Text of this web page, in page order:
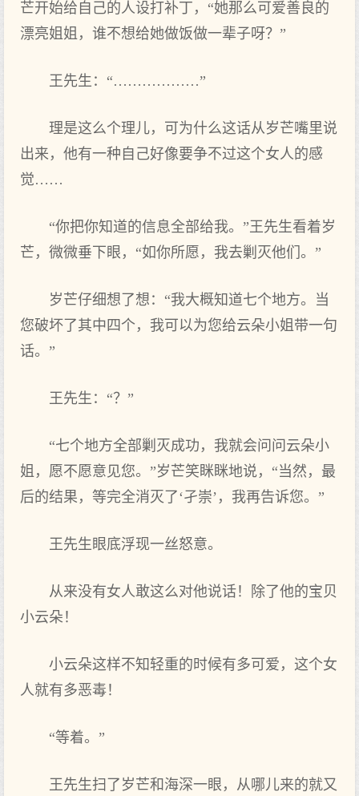
芒开始给自己的人设打补丁，“她那么可爱善良的
漂亮姐姐，谁不想给她做饭做一辈子呀？”
王先生：“………………”
理是这么个理儿，可为什么这话从岁芒嘴里说
出来，他有一种自己好像要争不过这个女人的感
觉……
“你把你知道的信息全部给我。”王先生看着岁
芒，微微垂下眼，“如你所愿，我去剿灭他们。”
岁芒仔细想了想：“我大概知道七个地方。当
您破坏了其中四个，我可以为您给云朵小姐带一句
话。”
王先生：“？”
“七个地方全部剿灭成功，我就会问问云朵小
姐，愿不愿意见您。”岁芒笑眯眯地说，“当然，最
后的结果，等完全消灭了‘孑崇’，我再告诉您。”
王先生眼底浮现一丝怒意。
从来没有女人敢这么对他说话！除了他的宝贝
小云朵！
小云朵这样不知轻重的时候有多可爱，这个女
人就有多恶毒！
“等着。”
王先生扫了岁芒和海深一眼，从哪儿来的就又